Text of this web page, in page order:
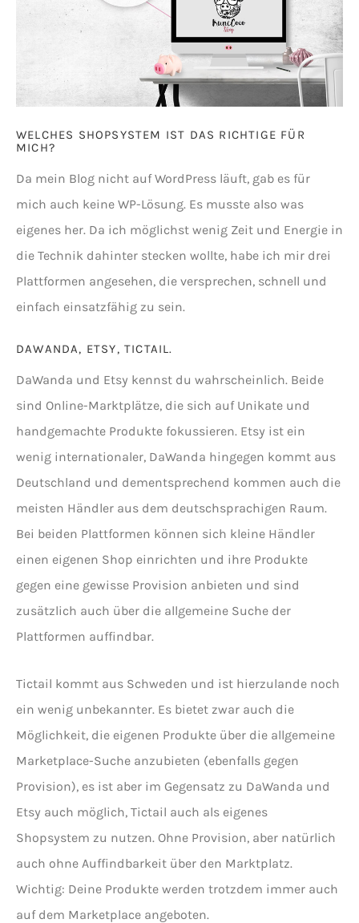
WELCHES SHOPSYSTEM IST DAS RICHTIGE FÜR
MICH?
Da mein Blog nicht auf WordPress läuft, gab es für
mich auch keine WP-Lösung. Es musste also was
eigenes her. Da ich möglichst wenig Zeit und Energie in
die Technik dahinter stecken wollte, habe ich mir drei
Plattformen angesehen, die versprechen, schnell und
einfach einsatzfähig zu sein.
DAWANDA, ETSY, TICTAIL.
DaWanda und Etsy kennst du wahrscheinlich. Beide
sind Online-Marktplätze, die sich auf Unikate und
handgemachte Produkte fokussieren. Etsy ist ein
wenig internationaler, DaWanda hingegen kommt aus
Deutschland und dementsprechend kommen auch die
meisten Händler aus dem deutschsprachigen Raum.
Bei beiden Plattformen können sich kleine Händler
einen eigenen Shop einrichten und ihre Produkte
gegen eine gewisse Provision anbieten und sind
zusätzlich auch über die allgemeine Suche der
Plattformen auffindbar.
Tictail kommt aus Schweden und ist hierzulande noch
ein wenig unbekannter. Es bietet zwar auch die
Möglichkeit, die eigenen Produkte über die allgemeine
Marketplace-Suche anzubieten (ebenfalls gegen
Provision), es ist aber im Gegensatz zu DaWanda und
Etsy auch möglich, Tictail auch als eigenes
Shopsystem zu nutzen. Ohne Provision, aber natürlich
auch ohne Auffindbarkeit über den Marktplatz.
Wichtig: Deine Produkte werden trotzdem immer auch
auf dem Marketplace angeboten.